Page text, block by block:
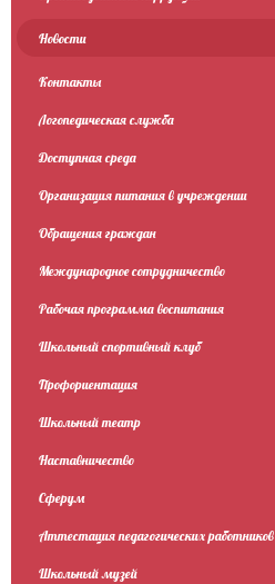
Новости
Контакты
Логопедическая служба
Доступная среда
Организация питания в учреждении
Обращения граждан
Международное сотрудничество
Рабочая программа воспитания
Школьный спортивный клуб
Профориентация
Школьный театр
Наставничество
Сферум
Аттестация педагогических работников
Школьный музей